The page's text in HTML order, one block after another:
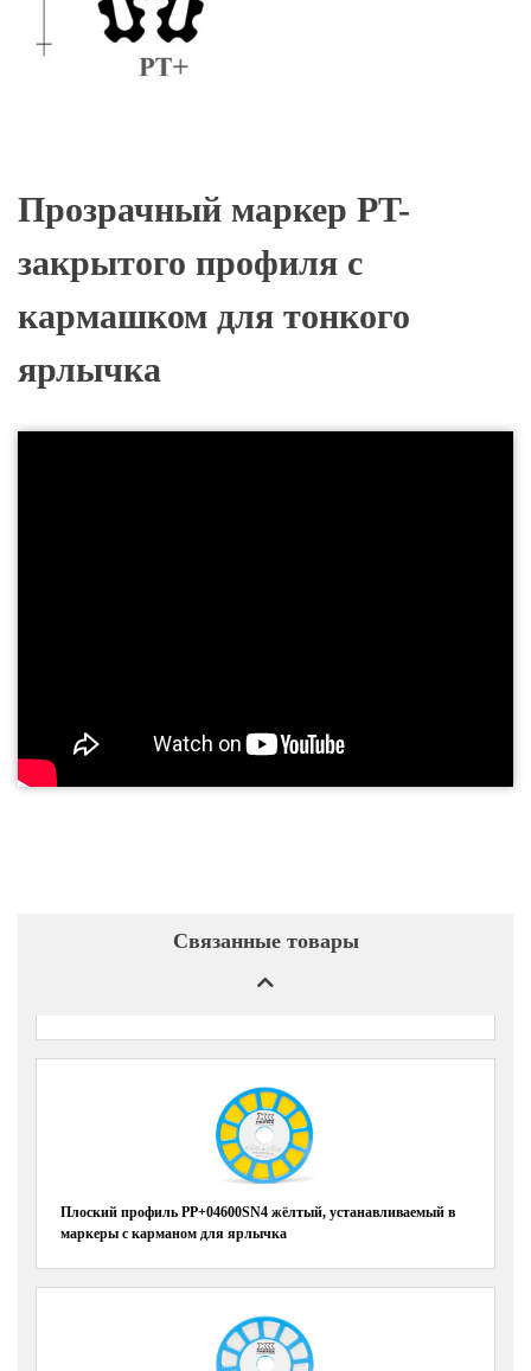
Прозрачный маркер PT-
закрытого профиля с
кармашком для тонкого
ярлычка
Связанные товары
Плоский профиль PP+04600SN4 жёлтый, устанавливаемый в
маркеры с карманом для ярлычка
Плоский профиль PP+04600SN4 жёлтый, устанавливаемый в
маркеры с карманом для ярлычка